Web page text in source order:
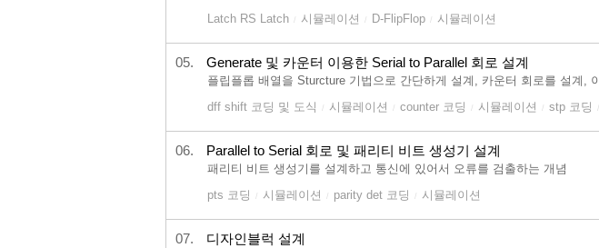
Latch RS Latch
시뮬레이션 D-FlipFlop 시뮬레이션
05. Generate 및 카운터 이용한 Serial to Parallel 회로 설계
플립플롭 배열을 Sturcture 기법으로 간단하게 설계, 카운터 회로를 설계,
dff shift 코딩 및 도식
시뮬레이션 counter 코딩 시뮬레이션 stp 코딩
06. Parallel to Serial 회로 및 패리티 비트 생성기 설계
패리티 비트 생성기를 설계하고 통신에 있어서 오류를 검출하는 개념
pts 코딩
시뮬레이션 parity det 코딩 시뮬레이션
07. 디자인블럭 설계